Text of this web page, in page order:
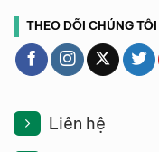
THEO DÕI CHÚNG TÔI
Liên hệ